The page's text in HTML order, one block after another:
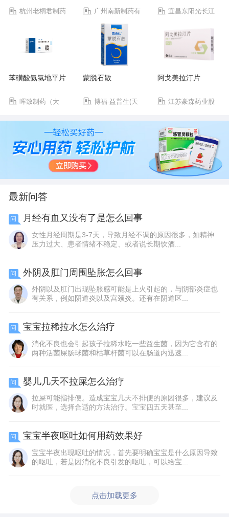
杭州老桐君制药
广州南新制药有
限公司
宜昌东阳光长江
苯磺酸氨氯地平片
晖致制药（大
蒙脱石散
博福-益普生(天
阿戈美拉汀片
江苏豪森药业股
最新问答
问 月经有血又没有了是怎么回事
女性月经周期是3-7天，导致月经不调的原因很多，如精神
压力过大、患者情绪不稳定、或者说长期饮酒...
问 外阴及肛门周围坠胀怎么回事
外阴以及肛门出现坠胀感可能是上火引起的，与阴部炎症也
有关系，例如阴道炎以及宫颈炎。还有在阴道区...
问 宝宝拉稀拉水怎么治疗
消化不良也会引起孩子拉稀水吃一些益生菌，因为它含有的
两种活菌屎肠球菌和枯草杆菌可以在肠道内迅速...
问 婴儿几天不拉屎怎么治疗
拉屎可能指排便。造成宝宝几天不排便的原因很多，建议及
时就医，选择合适的方法治疗。宝宝四五天甚至...
问 宝宝半夜呕吐如何用药效果好
宝宝半夜出现呕吐的情况，首先要明确宝宝是什么原因导致
的呕吐，若是因消化不良引发的呕吐，可以给宝...
点击加载更多